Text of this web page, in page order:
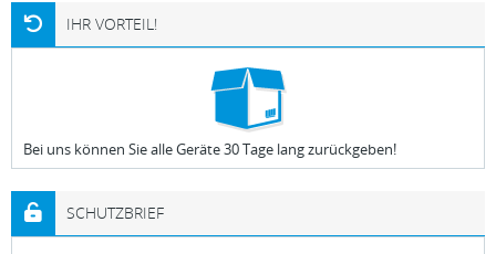
IHR VORTEIL!
Bei uns können Sie alle Geräte 30 Tage lang zurückgeben!
SCHUTZBRIEF